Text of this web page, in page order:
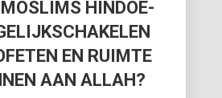
HINDOE-
EN RUIMTE
AAN ALLAH?